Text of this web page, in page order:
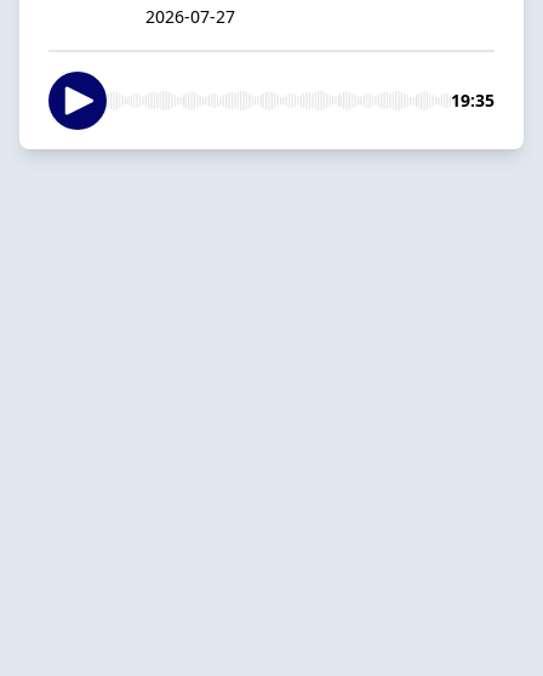
2026-07-27
19:35